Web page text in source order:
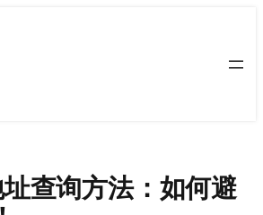
查询方法：如何避